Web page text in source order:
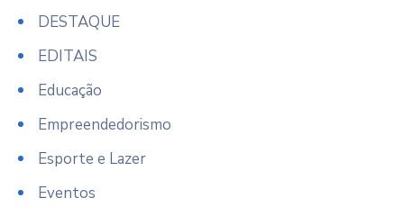
DESTAQUE
EDITAIS
Educação
Empreendedorismo
Esporte e Lazer
Eventos